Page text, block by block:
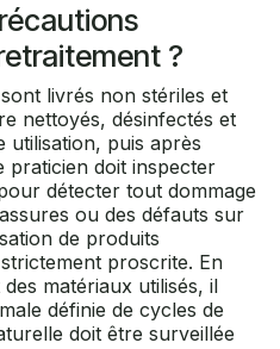
?
livrés non stériles et
nettoyés, désinfectés et
utilisation, puis après
praticien doit inspecter
détecter tout dommage
ou des défauts sur
de produits
proscrite. En
matériaux utilisés, il
définie de cycles de
doit être surveillée